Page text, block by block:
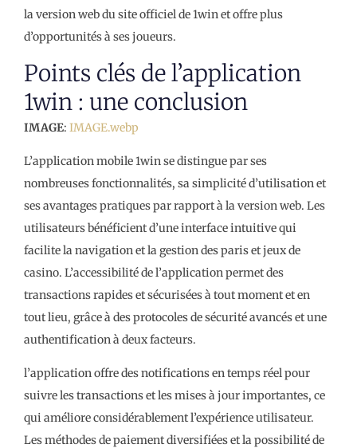
la version web du site officiel de 1win et offre plus
d’opportunités à ses joueurs.
Points clés de l’application
1win : une conclusion
IMAGE: IMAGE.webp
L’application mobile 1win se distingue par ses
nombreuses fonctionnalités, sa simplicité d’utilisation et
ses avantages pratiques par rapport à la version web. Les
utilisateurs bénéficient d’une interface intuitive qui
facilite la navigation et la gestion des paris et jeux de
casino. L’accessibilité de l’application permet des
transactions rapides et sécurisées à tout moment et en
tout lieu, grâce à des protocoles de sécurité avancés et une
authentification à deux facteurs.
l’application offre des notifications en temps réel pour
suivre les transactions et les mises à jour importantes, ce
qui améliore considérablement l’expérience utilisateur.
Les méthodes de paiement diversifiées et la possibilité de